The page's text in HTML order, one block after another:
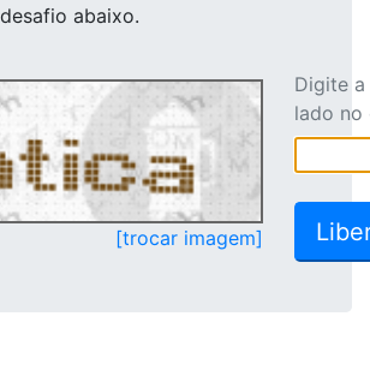
abaixo.
[trocar imagem]
Digite
lado no